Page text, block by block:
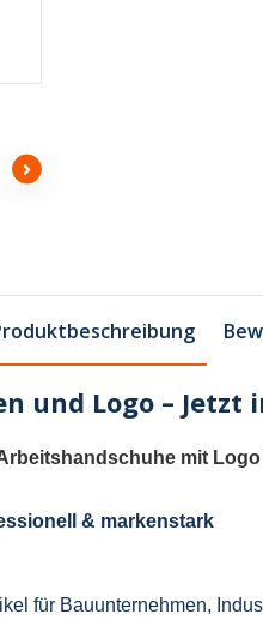
und Logo –
mit
& markenstark
für Bauunternehmen,